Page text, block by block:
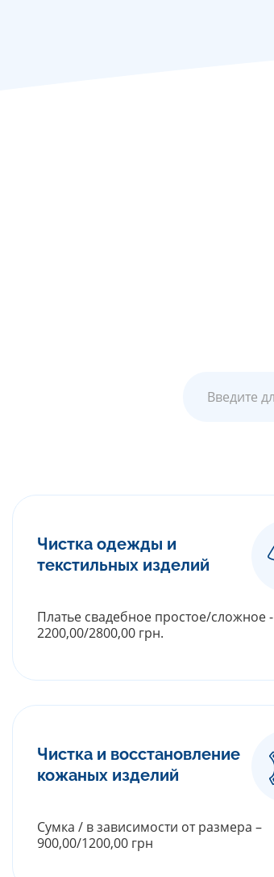
Чистка одежды и
текстильных изделий
Платье свадебное простое/сложное -
2200,00/2800,00 грн.
Чистка и восстановление
кожаных изделий
Сумка / в зависимости от размера –
900,00/1200,00 грн